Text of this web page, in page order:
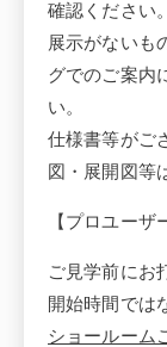
確認ください。
展示がないも
グでのご案内
い。
仕様書等がご
図・展開図等
【プロユーザ
ご見学前にお
開始時間では
ショールーム